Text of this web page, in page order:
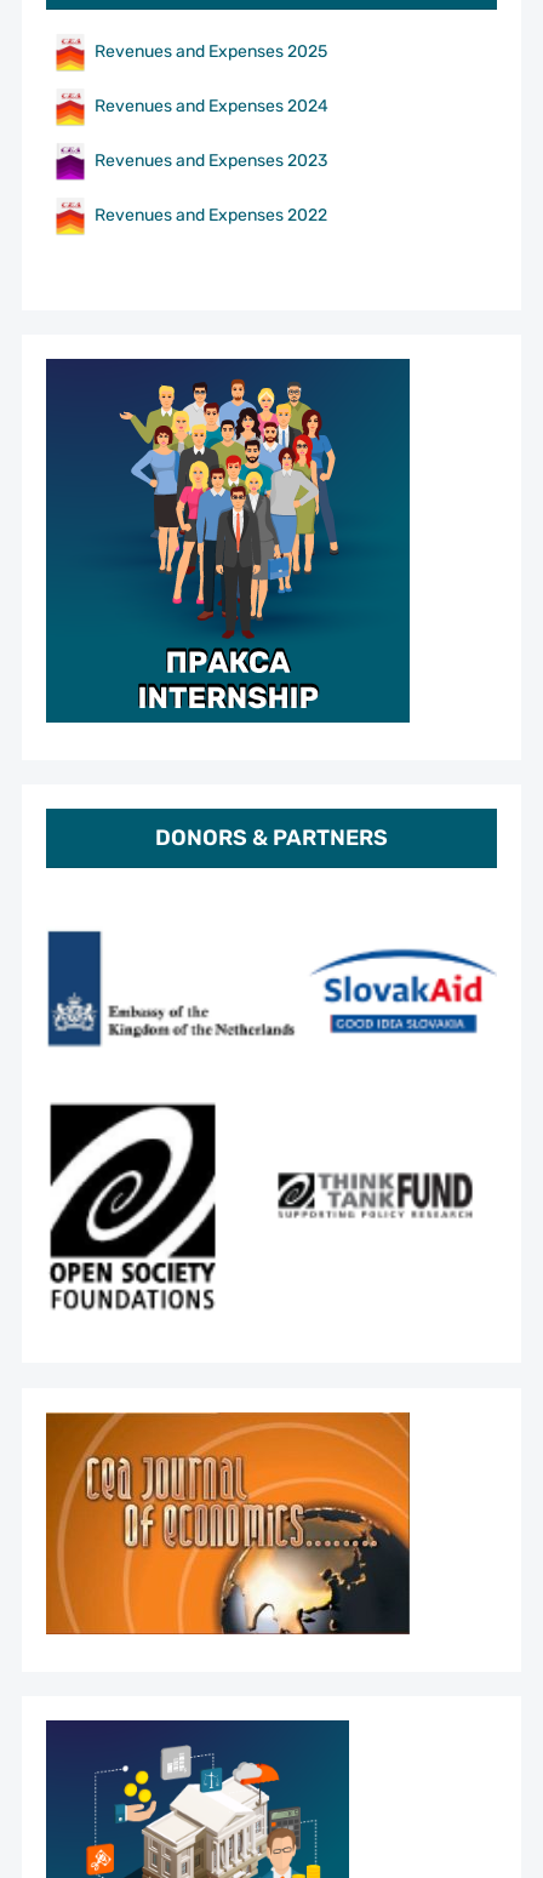
Revenues and Expenses 2025
Revenues and Expenses 2024
Revenues and Expenses 2023
Revenues and Expenses 2022
DONORS & PARTNERS